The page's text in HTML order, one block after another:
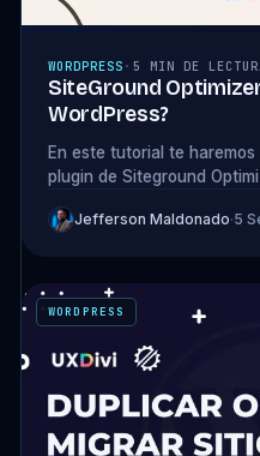
WORDPRESS · 5 MIN DE
SiteGround
WordPress?
En este tutorial te
plugin de Siteground
Jefferson Maldonado·5
WORDPRESS